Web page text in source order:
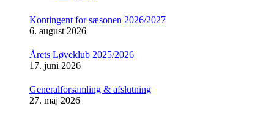
Kontingent for sæsonen 2026/2027
6. august 2026
Årets Løveklub 2025/2026
17. juni 2026
Generalforsamling & afslutning
27. maj 2026